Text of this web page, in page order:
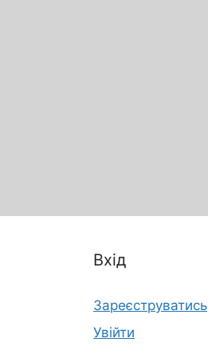
Вхід
Зареєструватись
Увійти